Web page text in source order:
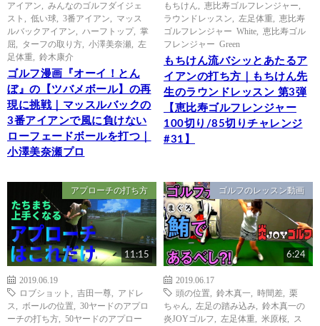
アイアン
みんなのゴルフダイジェ
スト
低い球 3番アイアン
マッス
ルバックアイアン
ハーフトップ, 掌
屈
ターフの取り方 小澤美奈瀬
左
足体重
鈴木康介
ゴルフ漫画『オーイ！とん
ぼ』の【ツバメボール】の再
現に挑戦｜マッスルバックの
3番アイアンで風に負けない
ローフェードボールを打つ｜
小澤美奈瀬プロ
もちけん
恵比寿ゴルフレンジャー
ラウンドレッスン
左足体重
恵比寿
ゴルフレンジャー White
恵比寿ゴル
フレンジャー Green
もちけん流バシッとあたるア
イアンの打ち方｜もちけん先
生のラウンドレッスン 第3弾
【恵比寿ゴルフレンジャー
100切り/85切りチャレンジ
#31】
アプローチの打ち方
11:15
2019.06.19
ロブショット
吉田一尊
アドレ
ス
ボールの位置
30ヤードのアプロ
ーチの打ち方
50ヤードのアプロー
ゴルフのレッスン動画
6:24
2019.06.17
頭の位置
鈴木真一 時間差
栗
ちゃん
左足の踏み込み
鈴木真一の
炎JOYゴルフ
左足体重 米原桜
ス